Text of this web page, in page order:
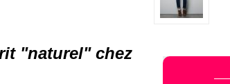
"naturel" chez